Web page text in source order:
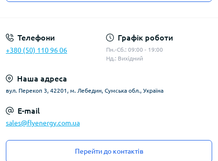
Телефони
+380 (50) 110 96 06
Графік роботи
Пн.-Сб.: 09:00 - 19:00
Нд.: Вихідний
Наша адреса
вул. Перекоп 3, 42201, м. Лебедин, Сумська обл., Україна
E-mail
sales@flyenergy.com.ua
Перейти до контактів